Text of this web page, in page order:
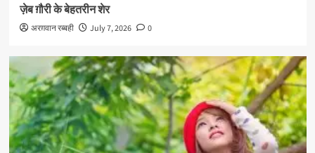
ज़ेब ग़ौरी के बेहतरीन शेर
अरग़वान रब्बही July 7, 2026 0